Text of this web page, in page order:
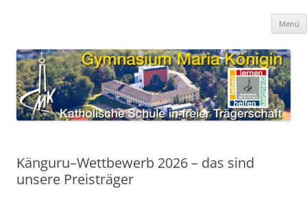
Menü
Känguru–Wettbewerb 2026 – das sind
unsere Preisträger